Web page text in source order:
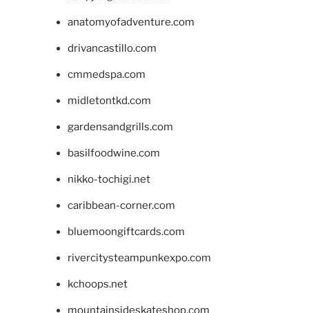
anatomyofadventure.com
drivancastillo.com
cmmedspa.com
midletontkd.com
gardensandgrills.com
basilfoodwine.com
nikko-tochigi.net
caribbean-corner.com
bluemoongiftcards.com
rivercitysteampunkexpo.com
kchoops.net
mountainsideskateshop.com